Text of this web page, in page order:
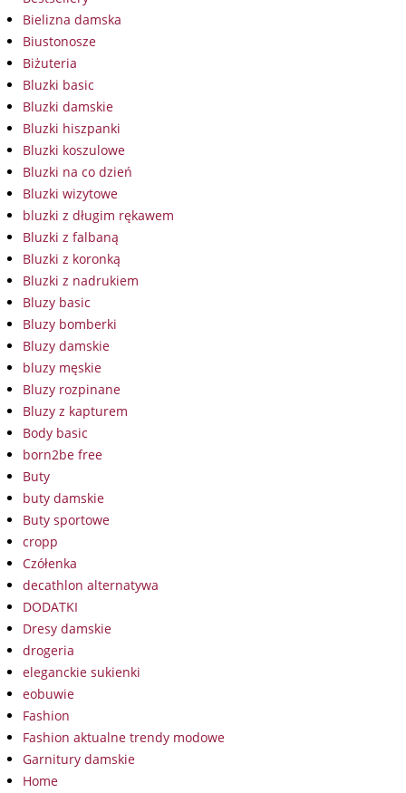
Bielizna damska
Biustonosze
Biżuteria
Bluzki basic
Bluzki damskie
Bluzki hiszpanki
Bluzki koszulowe
Bluzki na co dzień
Bluzki wizytowe
bluzki z długim rękawem
Bluzki z falbaną
Bluzki z koronką
Bluzki z nadrukiem
Bluzy basic
Bluzy bomberki
Bluzy damskie
bluzy męskie
Bluzy rozpinane
Bluzy z kapturem
Body basic
born2be free
Buty
buty damskie
Buty sportowe
cropp
Czółenka
decathlon alternatywa
DODATKI
Dresy damskie
drogeria
eleganckie sukienki
eobuwie
Fashion
Fashion aktualne trendy modowe
Garnitury damskie
Home